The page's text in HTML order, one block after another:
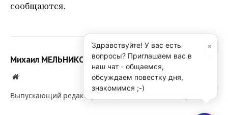
сообщаются.
Михаил МЕЛЬНИКОВ
Website
Выпускающий редактор SibRu.com (Новости Сибири).
×
Здравствуйте! У вас есть
вопросы? Приглашаем вас в
наш чат - общаемся,
обсуждаем повестку дня,
знакомимся ;-)